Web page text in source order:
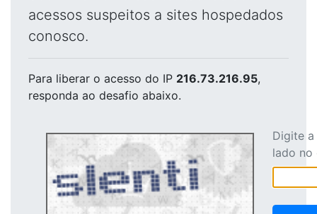
acessos suspeitos a sites hospedados
conosco.
Para liberar o acesso do IP 216.73.216.95,
responda ao desafio abaixo.
Digite
lado no